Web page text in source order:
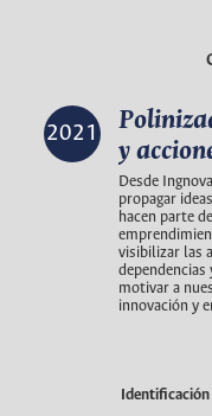
2021
y
Desde
propagar
hacen parte
visibilizar las
motivar a
innovación y
Identificación